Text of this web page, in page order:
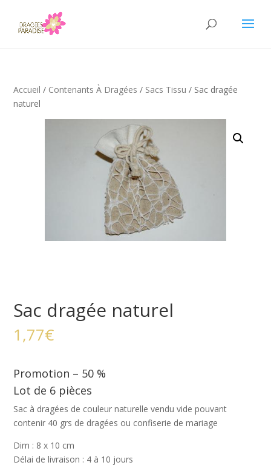
Accueil / Contenants À Dragées / Sacs Tissu / Sac dragée
naturel
Sac dragée naturel
1,77€
Promotion – 50 %
Lot de 6 pièces
Sac à dragées de couleur naturelle vendu vide pouvant
contenir 40 grs de dragées ou confiserie de mariage
Dim : 8 x 10 cm
Délai de livraison : 4 à 10 jours